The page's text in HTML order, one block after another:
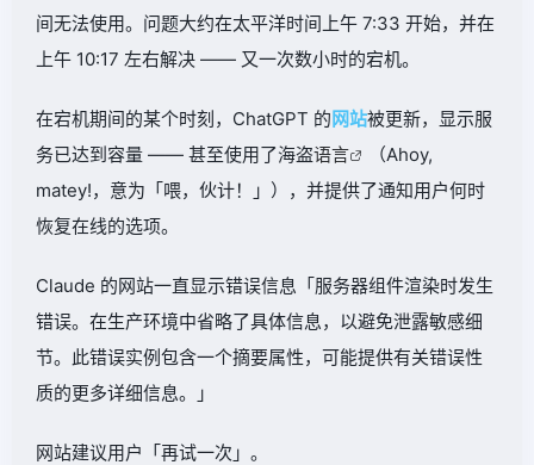
间无法使用。问题大约在太平洋时间上午 7:33 开始，并在
上午 10:17 左右解决 —— 又一次数小时的宕机。
在宕机期间的某个时刻，ChatGPT 的网站被更新，显示服
务已达到容量 —— 甚至使用了海盗语言
（Ahoy,
matey!，意为「喂，伙计！」），并提供了通知用户何时
恢复在线的选项。
Claude 的网站一直显示错误信息「服务器组件渲染时发生
错误。在生产环境中省略了具体信息，以避免泄露敏感细
节。此错误实例包含一个摘要属性，可能提供有关错误性
质的更多详细信息。」
网站建议用户「再试一次」。